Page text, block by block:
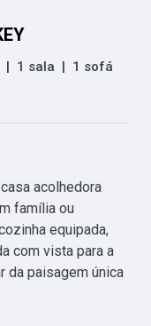
| 1 sala | 1 sofá
acolhedora
família ou
equipada,
com vista para a
da paisagem única